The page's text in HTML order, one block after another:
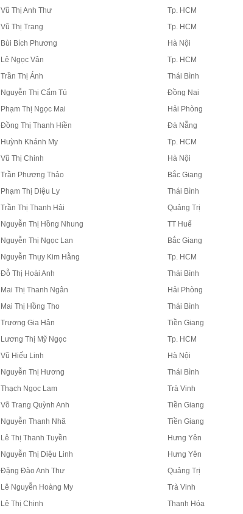
Vũ Thị Anh Thư Tp. HCM
Vũ Thị Trang Tp. HCM
Bùi Bích Phương Hà Nội
Lê Ngọc Vân Tp. HCM
Trần Thị Ánh Thái Bình
Nguyễn Thị Cẩm Tú Đồng Nai
Phạm Thị Ngọc Mai Hải Phòng
Đồng Thị Thanh Hiền Đà Nẵng
Huỳnh Khánh My Tp. HCM
Vũ Thị Chinh Hà Nội
Trần Phương Thảo Bắc Giang
Phạm Thị Diệu Ly Thái Bình
Trần Thị Thanh Hải Quảng Trị
Nguyễn Thị Hồng Nhung TT Huế
Nguyễn Thị Ngọc Lan Bắc Giang
Nguyễn Thụy Kim Hằng Tp. HCM
Đỗ Thị Hoài Anh Thái Bình
Mai Thị Thanh Ngân Hải Phòng
Mai Thị Hồng Tho Thái Bình
Trương Gia Hân Tiền Giang
Lương Thị Mỹ Ngọc Tp. HCM
Vũ Hiếu Linh Hà Nội
Nguyễn Thị Hương Thái Bình
Thạch Ngọc Lam Trà Vinh
Võ Trang Quỳnh Anh Tiền Giang
Nguyễn Thanh Nhã Tiền Giang
Lê Thị Thanh Tuyền Hưng Yên
Nguyễn Thị Diệu Linh Hưng Yên
Đặng Đào Anh Thư Quảng Trị
Lê Nguyễn Hoàng My Trà Vinh
Lê Thị Chinh Thanh Hóa